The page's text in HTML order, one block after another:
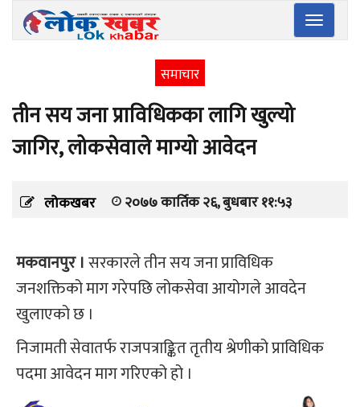
Toggle
समाचार
तीन सय जना प्राविधिकका लागि खुल्यो
जागिर, लोकसेवाले माग्यो आवेदन
लोकखबर २०७७ कार्तिक २६, बुधबार ११:५३
मकवानपुर ।सरकारले तीन सय जना प्राविधिक
जनशक्तिको माग गरेपछि लोकसेवा आयोगले आवदेन
खुलाएको छ ।
निजामती सेवातर्फ राजपत्राङ्कित तृतीय श्रेणीको प्राविधिक
पदमा आवेदन माग गरिएको हो ।